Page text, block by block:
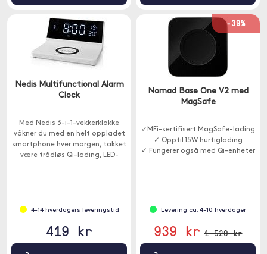
Nedis Multifunctional Alarm
Clock
Med Nedis 3-i-1-vekkerklokke
våkner du med en helt oppladet
smartphone hver morgen, takket
være trådløs Qi-lading, LED-
4-14 hverdagers leveringstid
419 kr
-39%
Nomad Base One V2 med
MagSafe
✓MFi-sertifisert MagSafe-lading
✓ Opptil 15W hurtiglading
✓ Fungerer også med Qi-enheter
Levering ca. 4-10 hverdager
939 kr 1 529 kr